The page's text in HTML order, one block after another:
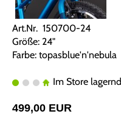
Art.Nr. 150700-24
Größe: 24"
Farbe: topasblue'n'nebula
Im Store lagernd
499,00 EUR